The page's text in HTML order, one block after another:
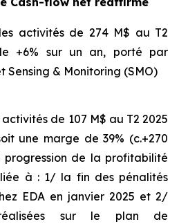
activités de 274 M$ au T2
+6% sur un an, porté par
Sensing & Monitoring (SMO)
de 107 M$ au T2 2025
une marge de 39% (c.+270
progression de la profitabilité
à : 1/ la fin des pénalités
EDA en janvier 2025 et 2/
sur le plan de